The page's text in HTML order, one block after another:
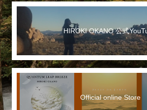
HIROKI OKANO 公式
Official online Store